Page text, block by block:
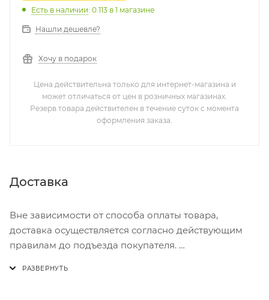
Есть в наличии: 0.113 в 1 магазине
Нашли дешевле?
Хочу в подарок
Цена действительна только для интернет-магазина и
может отличаться от цен в розничных магазинах.
Резерв товара действителен в течение суток с момента
оформления заказа.
Доставка
Вне зависимости от способа оплаты товара,
доставка осуществляется согласно действующим
правилам до подъезда покупателя.